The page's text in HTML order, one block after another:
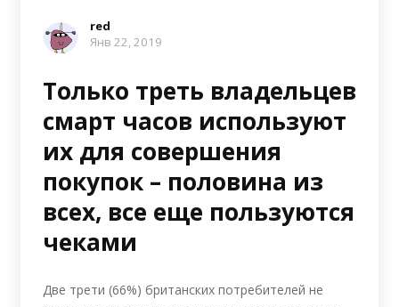
red
Янв 22, 2019
Только треть владельцев
смарт часов используют
их для совершения
покупок – половина из
всех, все еще пользуются
чеками
Две трети (66%) британских потребителей не